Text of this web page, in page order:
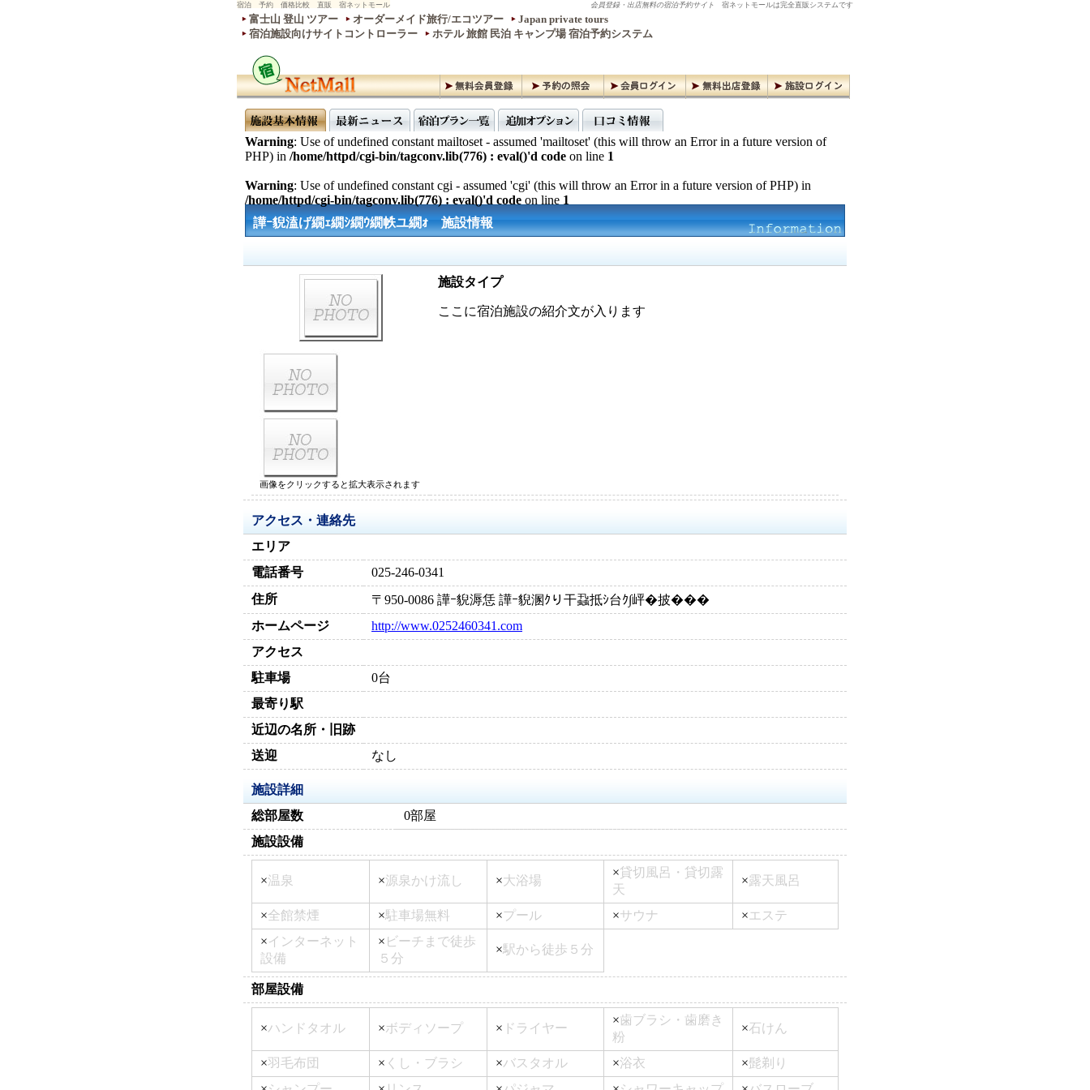
宿泊 予約 価格比較 直販 宿ネットモール 会員登録・出店無料の宿泊予約サイト 宿ネットモールは完全直販システムです
富士山 登山 ツアー オーダーメイド旅行/エコツアー
Japan private tours
宿泊施設向けサイトコントローラー
ホテル 旅館 民泊 キャンプ場 宿泊予約システム
Warning: Use of undefined constant mailtoset - assumed 'mailtoset' (this will throw an Error in a future version of
PHP) in /home/httpd/cgi-bin/tagconv.lib(776) : eval()'d code on line 1
Warning: Use of undefined constant cgi - assumed 'cgi' (this will throw an Error in a future version of PHP) in
/home/httpd/cgi-bin/tagconv.lib(776) : eval()'d code on line 1
譁ｰ貎溘げ繝ｪ繝ｼ繝ｳ繝帙ユ繝ｫ 施設情報
施設タイプ
ここに宿泊施設の紹介文が入ります
画像をクリックすると拡大表示されます
アクセス・連絡先
エリア
電話番号
025-246-0341
住所
〒950-0086 譁ｰ貎溽恁 譁ｰ貎溷ｸり干蝨抵ｼ台ｸ∫岼�披���
ホームページ
http://www.0252460341.com
アクセス
駐車場
0台
最寄り駅
近辺の名所・旧跡
送迎
なし
施設詳細
総部屋数
0部屋
施設設備
×温泉 ×源泉かけ流し ×大浴場
×貸切風呂・貸切露
天
×露天風呂
×全館禁煙 ×駐車場無料 ×プール ×サウナ ×エステ
×インターネット
設備
× ビーチまで徒歩
５分
×駅から徒歩５分
部屋設備
×ハンドタオル ×ボディソープ × ドライヤー
×歯ブラシ・歯磨き
粉
×石けん
×羽毛布団 × くし・ブラシ ×バスタオル ×浴衣 ×髭剃り